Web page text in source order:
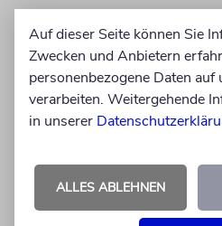
DUBLIN
Auf dieser Seite können Sie
Zwecken und Anbietern
personenbezogene Daten
verarbeiten. Weitergehende
in unserer
ALLES ABLEHNEN